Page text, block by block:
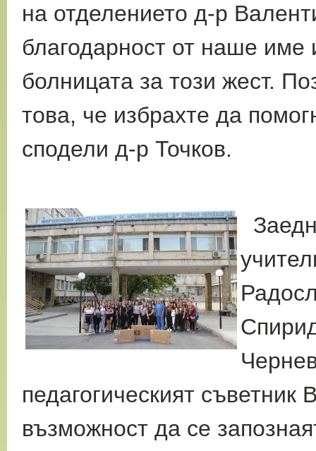
на отделението д-р
благодарност от наше име
болницата за този жест.
това, че избрахте да
сподели д-р Точков.
педагогическият
възможност да се